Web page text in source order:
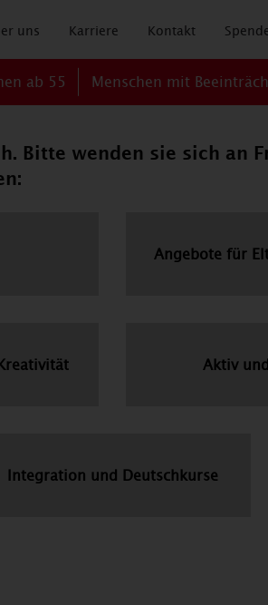
uns Karriere Kontakt
ab 55 Menschen mit
Bitte wenden sie sich an
Angebote für
Aktiv
Integration und Deutschkurse